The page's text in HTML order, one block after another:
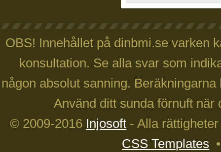
OBS! Innehållet på dinbmi.se varken
konsultation. Se alla svar som
någon absolut sanning.
Använd ditt sunda förnuft
© 2009-2016 Injosoft - Alla
CSS Templates